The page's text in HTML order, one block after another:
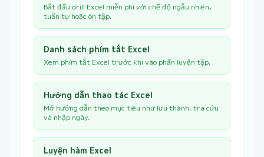
Bắt đầu drill Excel miễn phí với chế độ ngẫu nhiên,
tuần tự hoặc ôn tập.
Danh sách phím tắt Excel
Xem phím tắt Excel trước khi vào phần luyện tập.
Hướng dẫn thao tác Excel
Mở hướng dẫn theo mục tiêu như lưu thành, tra cứu
và nhập ngày.
Luyện hàm Excel